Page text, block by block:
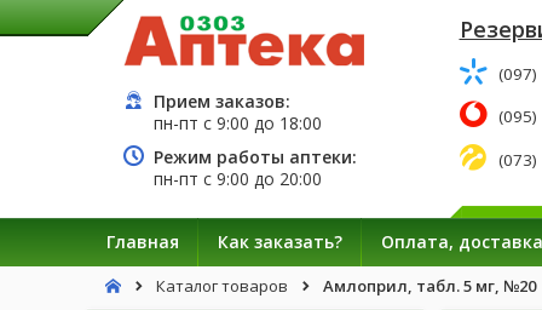
Прием заказов:
пн-пт с9:00 до 18:00
Режим работы аптеки:
пн-пт с9:00 до 20:00
(097)
(095)
(073)
Главная Как заказать? Оплата, доставка
Каталог товаров Амлоприл, табл. 5 мг, №20